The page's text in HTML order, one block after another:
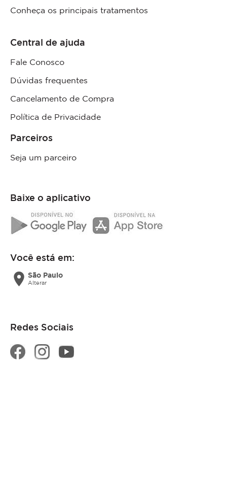
Conheça os principais tratamentos
Central de ajuda
Fale Conosco
Dúvidas frequentes
Cancelamento de Compra
Política de Privacidade
Parceiros
Seja um parceiro
Baixe o aplicativo
Você está em:
location_on São Paulo
Alterar
Redes Sociais